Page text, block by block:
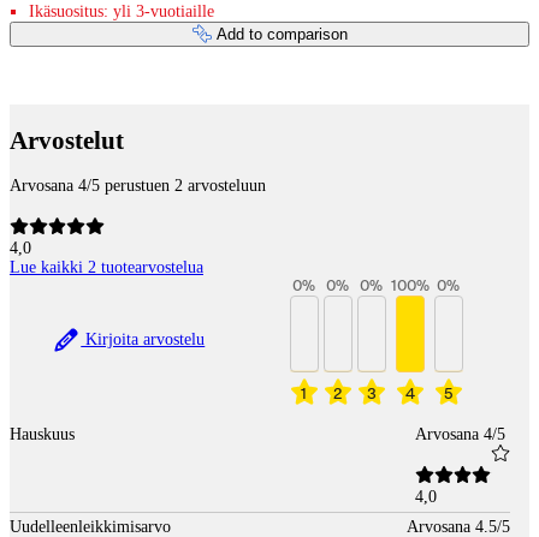
Ikäsuositus: yli 3-vuotiaille
Add to comparison
Arvostelut
Arvosana 4/5 perustuen 2 arvosteluun
4,0
Lue kaikki 2 tuotearvostelua
Kirjoita arvostelu
1
0%
2
0%
3
0%
4
100%
5
0%
Hauskuus Arvosana 4/5
4,0
Uudelleenleikkimisarvo
Arvosana 4.5/5